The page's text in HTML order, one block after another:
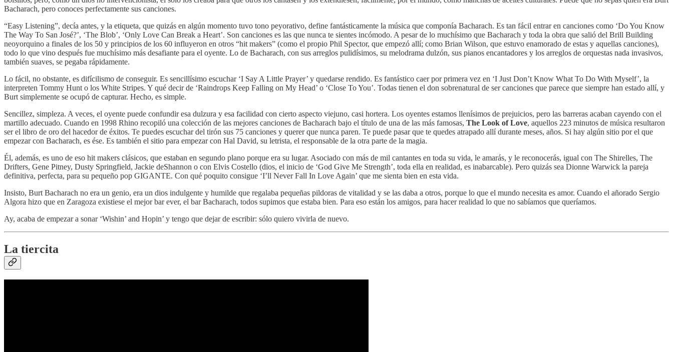
Bacharach, pero conoces perfectamente sus canciones.
“Easy Listening”, decía antes, y la etiqueta, que quizás en algún momento tuvo tono peyorativo, define fantásticamente la música que componía Bacharach. Es tan fácil entrar en canciones como ‘Do You Know
The Way To San José?’, ‘The Blob’, ‘Only Love Can Break a Heart’. Son canciones es las que nunca te sientes incómodo. A pesar de lo muchísimo que Bacharach y toda la obra que salió del Brill Building
neoyorquino a finales de los 50 y principios de los 60 influyeron en otros “hit makers” (como el propio Phil Spector, que empezó allí; como Brian Wilson, que estuvo enamorado de estas y aquellas canciones),
todo lo que vino después fue muchísimo más desafiante para el oyente. Lo de Bacharach, con sus arreglos pulidísimos, su melodrama dulzón, sus pianos encantadores y los arreglos de orquestas nada invasivos,
también suaves, se pegaba rápidamente.
Lo fácil, no obstante, es difícilismo de conseguir. Es sencillísimo escuchar ‘I Say A Little Prayer’ y quedarse rendido. Es fantástico caer por primera vez en ‘I Just Don’t Know What To Do With Myself’, la
interpreten Tommy Hunt o los White Stripes. Y qué decir de ‘Raindrops Keep Falling on My Head’ o ‘Close To You’. Todas tienen el don sobrenatural de ser canciones que parece que siempre han estado allí, y
Burt simplemente se ocupó de capturar. Hecho, es simple.
Sencillez, simpleza. A veces, el oyente puede confundir esa dulzura y esa facilidad con cierto aspecto viejuno, casi hortera. Los oyentes estamos llenísimos de prejuicios, pero las barreras acaban cayendo con el
martillo adecuado. Cuando en 1998 Rhino recopiló una colección de las mejores canciones de Bacharach bajo el título de una de las más famosas, The Look of Love, aquellos 223 minutos de música resultaron
ser el libro de oro del hacedor de éxitos. Te puedes escuchar del tirón sus 75 canciones y querer que nunca paren. Te puede pasar que te quedes atrapado allí durante meses, años. Si hay algún sitio por el que
empezar con Bacharach, es ése. Es también el sitio para empezar con Hal David, su letrista, el responsable de la otra parte de la magia.
Él, además, es uno de eso hit makers clásicos, que estaban en segundo plano porque era su lugar. Asociado con más de mil cantantes en toda su vida, le amarás, y le reconocerás, igual con The Shirelles, The
Drifters, Gene Pitney, Dusty Springfield, Jackie deShannon o con Elvis Costello (dios, el inicio de ‘God Give Me Strength’, toda ella en realidad, es inabarcable). Pero quizás sea Dionne Warwick la pareja
definitiva, perfecta, para su pequeño pop GIGANTE. Con qué poquito consigue ‘I’ll Never Fall In Love Again’ que me sienta bien en esta vida.
Insisto, Burt Bacharach no era un genio, era un dios indulgente y humilde que regalaba pequeñas pildoras de vitalidad y se las daba a otros, porque lo que el mundo necesita es amor. Cuando el añorado Sergio
Algora hizo que en Zaragoza existiese el mejor bar ever, el bar Bacharach, todos supimos que estaba bien. Para eso están los amigos, para hacer realidad lo que no sabíamos que queríamos.
Ay, acaba de empezar a sonar ‘Wishin’ and Hopin’ y tengo que dejar de escribir: sólo quiero vivirla de nuevo.
La tiercita